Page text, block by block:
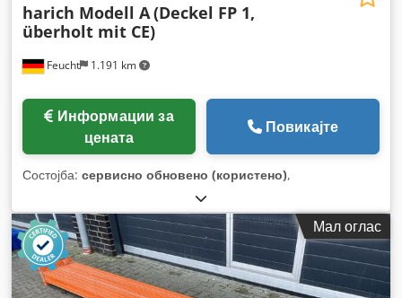
Feucht 1.191 km
harich Modell A(Deckel FP 1,
überholt mit CE)
цената
Повикајте
Состојба: сервисно обновено (користено),
Мал оглас